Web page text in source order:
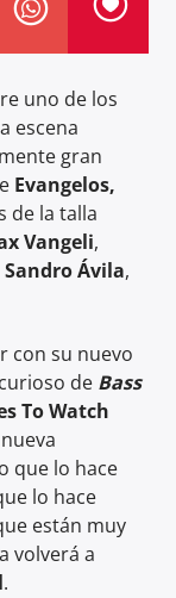
uno de los
escena
gran
Evangelos,
de la talla
Vangeli,
Sandro Ávila,
con su nuevo
de Bass
To Watch
que lo hace
lo hace
están muy
volverá a
.